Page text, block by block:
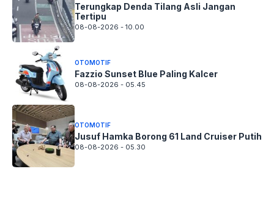
Terungkap Denda Tilang Asli Jangan
Tertipu
08-08-2026 - 10.00
OTOMOTIF
Fazzio Sunset Blue Paling Kalcer
08-08-2026 - 05.45
OTOMOTIF
Jusuf Hamka Borong 61 Land Cruiser Putih
08-08-2026 - 05.30